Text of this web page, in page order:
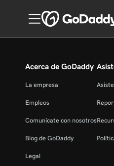
Acerca de GoDaddy
La empresa
Empleos
Comunícate con nosotros
Blog de GoDaddy
Legal